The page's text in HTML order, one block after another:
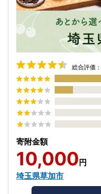
総合評価：
寄附金額
10,000 円
埼玉県草加市